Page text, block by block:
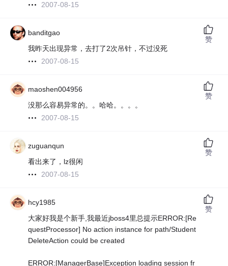
2007-08-15
banditgao
我昨天出现异常，去打了2次吊针，不过没死
2007-08-15
赞
maoshen004956
没那么容易异常的。。哈哈。。。。
2007-08-15
赞
zuguanqun
看出来了，lz很闲
2007-08-15
赞
hcy1985
大家好我是个新手,我最近jboss4里总提示ERROR:[Re
questProcessor] No action instance for path/Student
DeleteAction could be created
ERROR:[ManagerBase]Exception loading session fr
赞